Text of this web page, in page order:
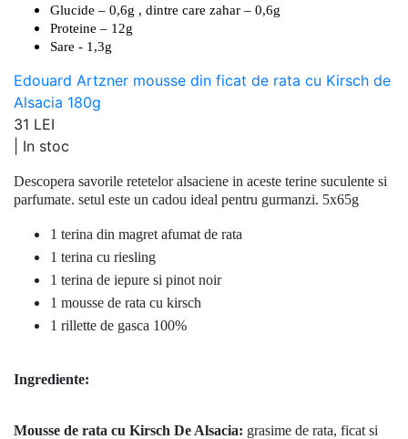
Glucide – 0,6g , dintre care zahar – 0,6g
Proteine – 12g
Sare - 1,3g
Edouard Artzner mousse din ficat de rata cu Kirsch de
Alsacia 180g
31 LEI
In stoc
Descopera savorile retetelor alsaciene in aceste terine suculente si
parfumate. setul este un cadou ideal pentru gurmanzi. 5x65g
1 terina din magret afumat de rata
1 terina cu riesling
1 terina de iepure si pinot noir
1 mousse de rata cu kirsch
1 rillette de gasca 100%
Ingrediente:
Mousse de rata cu Kirsch De Alsacia: grasime de rata, ficat si